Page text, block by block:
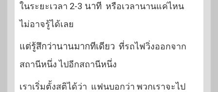
ในระยะเวลา 2-3 นาที หรือเวลานานแค่ไหน
ไม่อาจรู้ได้เลย
แต่รู้สึกว่านานมากทีเดียว ที่รถไฟวิ่งออกจาก
สถานีหนึ่ง ไปอีกสถานีหนึ่ง
เราเริ่มตั้งสติได้ว่า แฟนบอกว่า พวกเราจะไป